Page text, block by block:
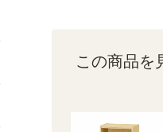
この商品を